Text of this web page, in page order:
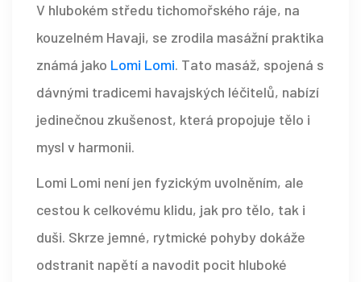
V hlubokém středu tichomořského ráje, na
kouzelném Havaji, se zrodila masážní praktika
známá jako Lomi Lomi. Tato masáž, spojená s
dávnými tradicemi havajských léčitelů, nabízí
jedinečnou zkušenost, která propojuje tělo i
mysl v harmonii.
Lomi Lomi není jen fyzickým uvolněním, ale
cestou k celkovému klidu, jak pro tělo, tak i
duši. Skrze jemné, rytmické pohyby dokáže
odstranit napětí a navodit pocit hluboké